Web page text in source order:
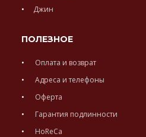
Джин
ПОЛЕЗНОЕ
Оплата и возврат
Адреса и телефоны
Оферта
Гарантия подлинности
HoReCa